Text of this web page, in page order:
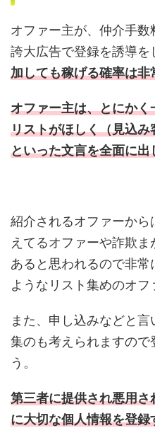
オファー主が、仲介手
誇大広告で登録を誘導を
加しても稼げる確率は
オファー主は、とにか
リストがほしく（見込
といった文言を全面に
紹介されるオファーか
えてるオファーや詐欺
あると思われるので非
ようなリスト集めのオフ
また、申し込みなどと
集のも考えられますので
う。
第三者に提供され悪用
に大切な個人情報を登